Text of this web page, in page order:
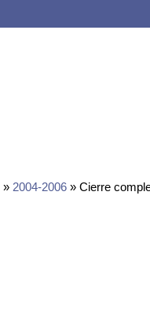
» 2004-2006 » Cierre